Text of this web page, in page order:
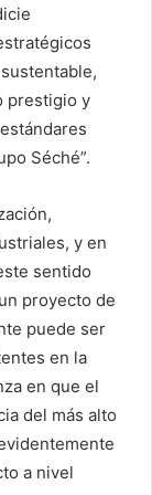
prestigio y
Séché”.
y en
sentido
proyecto de
puede ser
en la
en que el
del más alto
a nivel